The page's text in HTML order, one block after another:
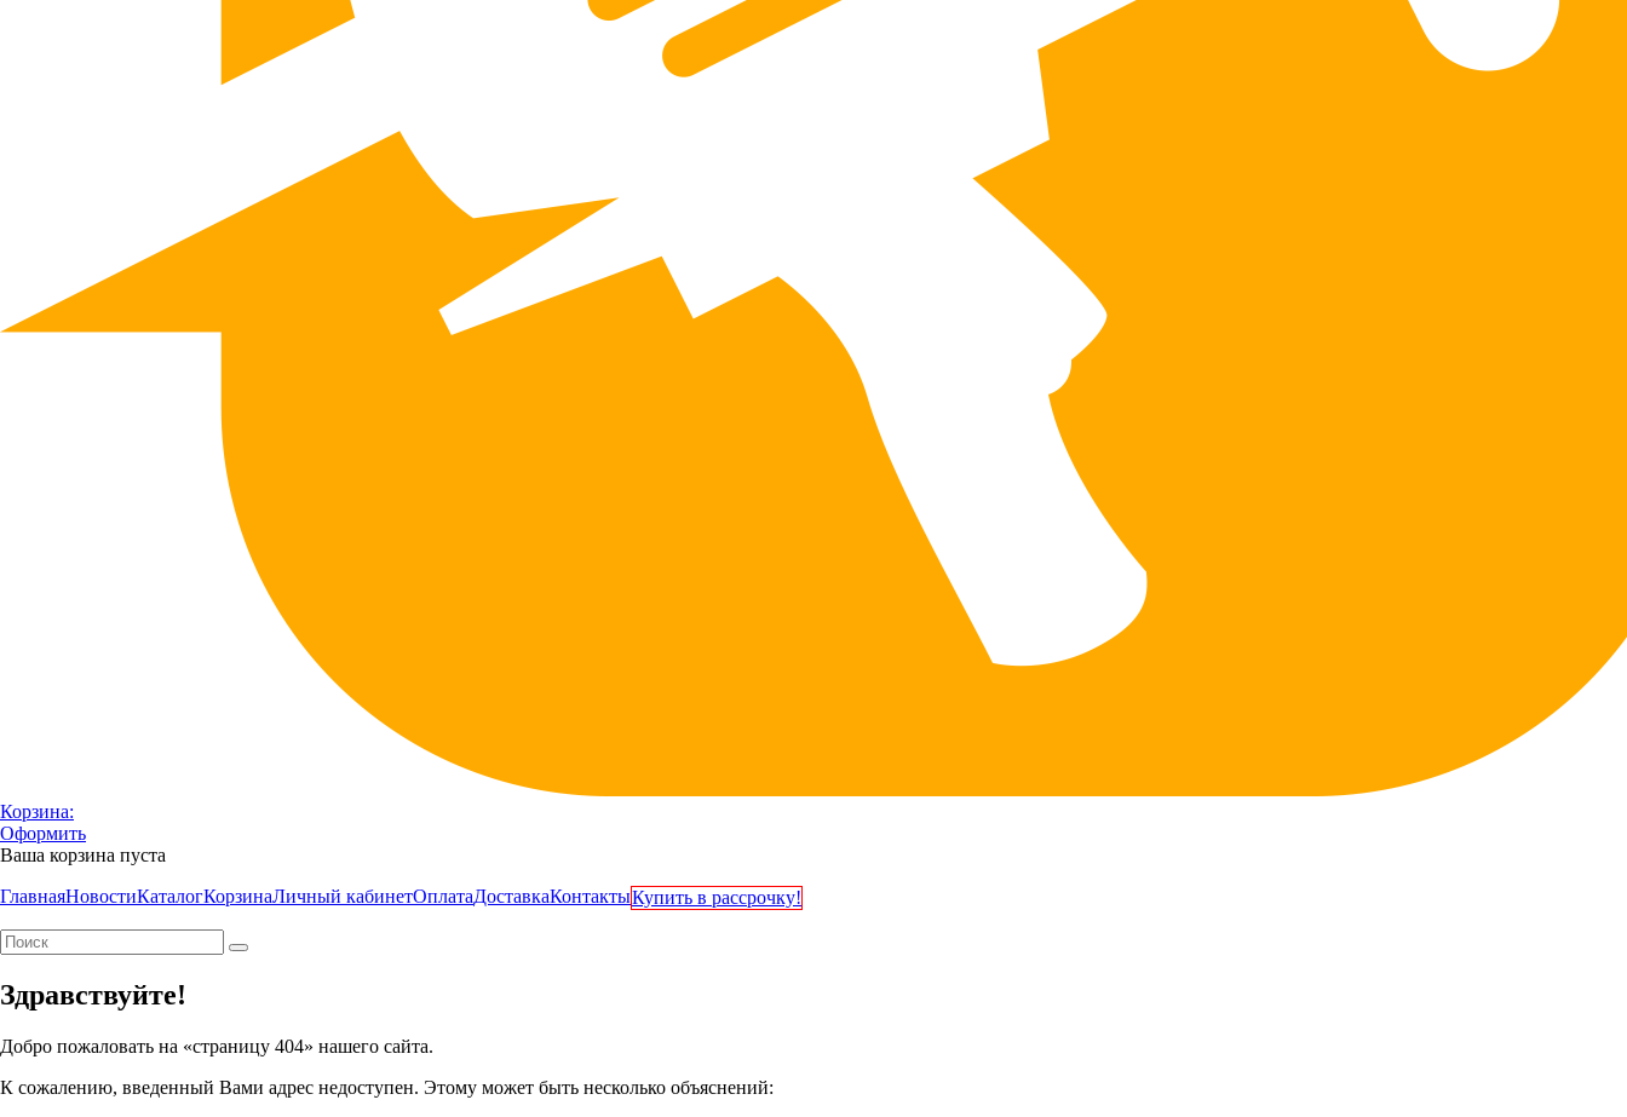
Корзина:
Оформить
Ваша корзина пуста
ГлавнаяНовостиКаталогКорзинаЛичный кабинетОплатаДоставкаКонтактыКупить в рассрочку!
Здравствуйте!
Добро пожаловать на «страницу 404» нашего сайта.
К сожалению, введенный Вами адрес недоступен. Этому может быть несколько объяснений: